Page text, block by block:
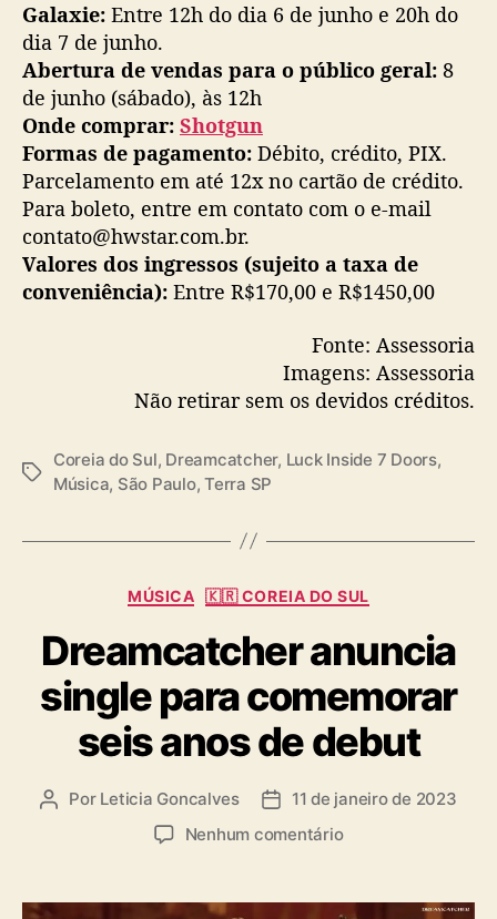
Galaxie: Entre 12h do dia 6 de junho e 20h do
dia 7 de junho.
Abertura de vendas para o público geral: 8
de junho (sábado), às 12h
Onde comprar: Shotgun
Formas de pagamento: Débito, crédito, PIX.
Parcelamento em até 12x no cartão de crédito.
Para boleto, entre em contato com o e-mail
contato@hwstar.com.br.
Valores dos ingressos (sujeito a taxa de
conveniência): Entre R$170,00 e R$1450,00
Fonte: Assessoria
Imagens: Assessoria
Não retirar sem os devidos créditos.
T
s
Coreia do Sul, Dreamcatcher, Luck Inside 7 Doors,
Música, São Paulo,Terra SP
C
t
e
g
o
r
i
MÚSICA 🇰🇷 COREIA DO SUL
Dreamcatcher anuncia
single para comemorar
seis anos de debut
A
r
Por Leticia Goncalves
D
d
11 de janeiro de 2023
Nenhum comentárioe
r